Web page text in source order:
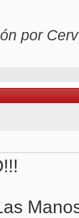
por